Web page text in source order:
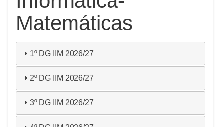
Matemáticas
1º DG IIM 2026/27
2º DG IIM 2026/27
3º DG IIM 2026/27